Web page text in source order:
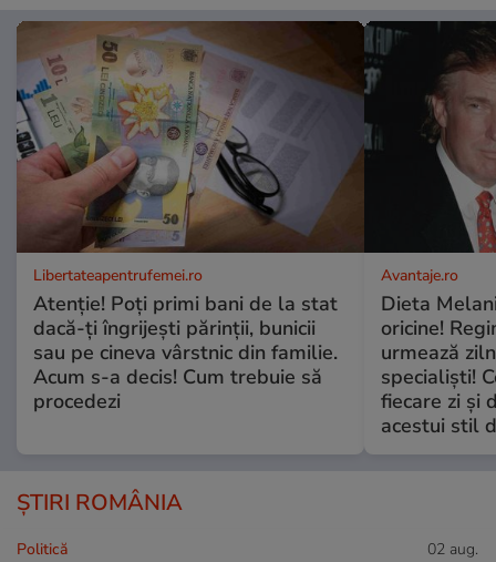
Libertateapentrufemei.ro
Atenție! Poți primi bani de la stat
dacă-ți îngrijești părinții, bunicii
sau pe cineva vârstnic din familie.
Acum s-a decis! Cum trebuie să
procedezi
Avantaje.ro
Dieta
oricine!
urmează
specialiști!
fiecare zi și
acestui stil
ȘTIRI ROMÂNIA
Politică 02 aug.